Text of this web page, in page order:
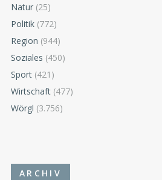
Natur (25)
Politik (772)
Region (944)
Soziales (450)
Sport (421)
Wirtschaft (477)
Wörgl (3.756)
ARCHIV